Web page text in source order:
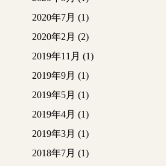
2020年7月 (1)
2020年2月 (2)
2019年11月 (1)
2019年9月 (1)
2019年5月 (1)
2019年4月 (1)
2019年3月 (1)
2018年7月 (1)